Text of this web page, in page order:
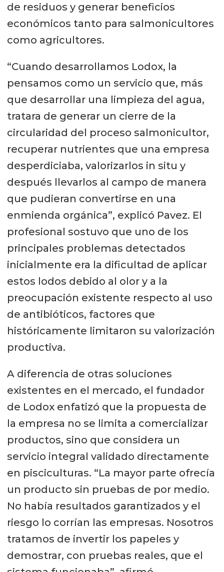
de residuos y generar beneficios
económicos tanto para salmonicultores
como agricultores.
“Cuando desarrollamos Lodox, la
pensamos como un servicio que, más
que desarrollar una limpieza del agua,
tratara de generar un cierre de la
circularidad del proceso salmonicultor,
recuperar nutrientes que una empresa
desperdiciaba, valorizarlos in situ y
después llevarlos al campo de manera
que pudieran convertirse en una
enmienda orgánica”, explicó Pavez. El
profesional sostuvo que uno de los
principales problemas detectados
inicialmente era la dificultad de aplicar
estos lodos debido al olor y a la
preocupación existente respecto al uso
de antibióticos, factores que
históricamente limitaron su valorización
productiva.
A diferencia de otras soluciones
existentes en el mercado, el fundador
de Lodox enfatizó que la propuesta de
la empresa no se limita a comercializar
productos, sino que considera un
servicio integral validado directamente
en pisciculturas. “La mayor parte ofrecía
un producto sin pruebas de por medio.
No había resultados garantizados y el
riesgo lo corrían las empresas. Nosotros
tratamos de invertir los papeles y
demostrar, con pruebas reales, que el